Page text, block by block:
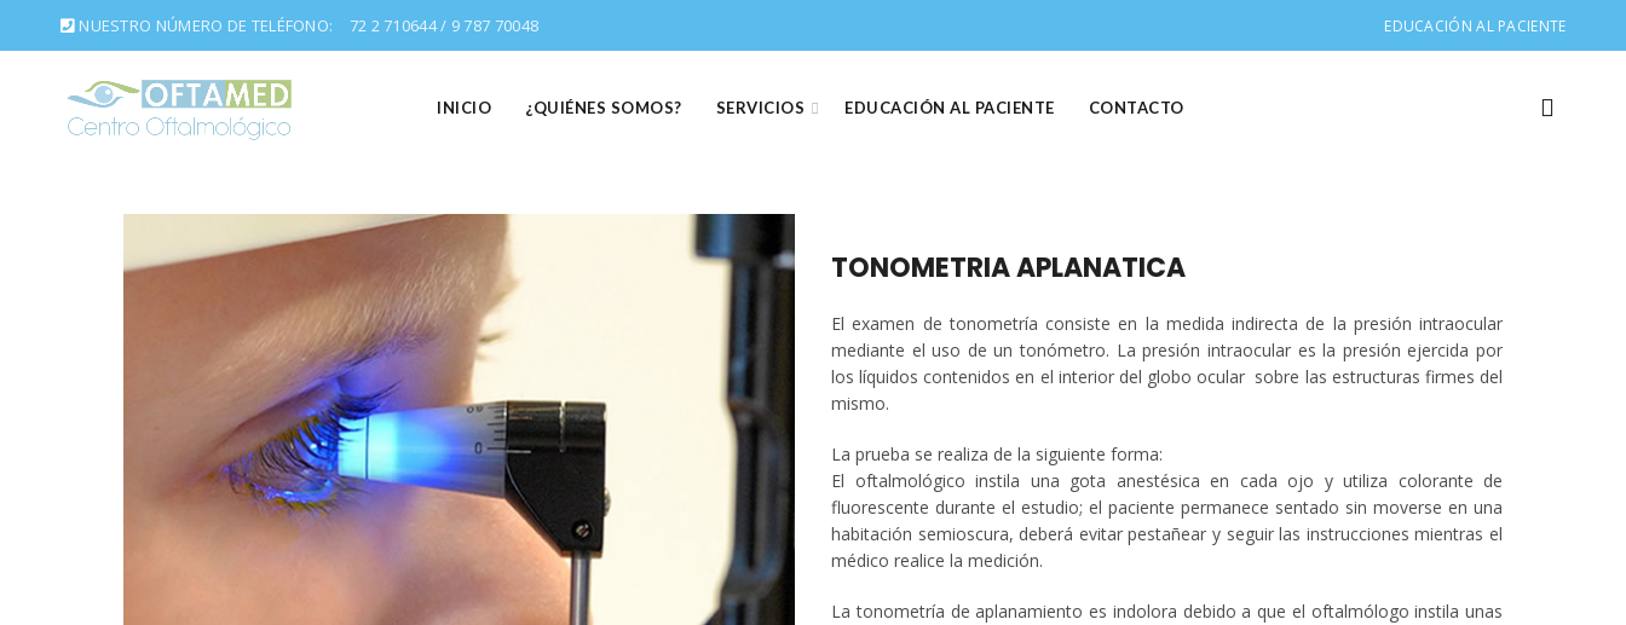
NUESTRO NÚMERO DE TELÉFONO: 72 2 710644 / 9 787 70048 EDUCACIÓN AL PACIENTE
INICIO ¿QUIÉNES SOMOS? SERVICIOS EDUCACIÓN AL PACIENTE CONTACTO
TONOMETRIA APLANATICA
El examen de tonometría consiste en la medida indirecta de la presión intraocular
mediante el uso de un tonómetro. La presión intraocular es la presión ejercida por
los líquidos contenidos en el interior del globo ocular sobre las estructuras firmes del
mismo.
La prueba se realiza de la siguiente forma:
El oftalmológico instila una gota anestésica en cada ojo y utiliza colorante de
fluorescente durante el estudio; el paciente permanece sentado sin moverse en una
habitación semioscura, deberá evitar pestañear y seguir las instrucciones mientras el
médico realice la medición.
La tonometría de aplanamiento es indolora debido a que el oftalmólogo instila unas